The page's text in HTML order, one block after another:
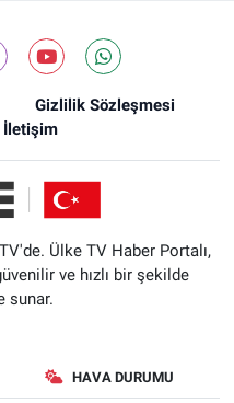
Gizlilik Sözleşmesi
İletişim
Ülke TV Haber Portalı,
ve hızlı bir şekilde
sunar.
HAVA DURUMU